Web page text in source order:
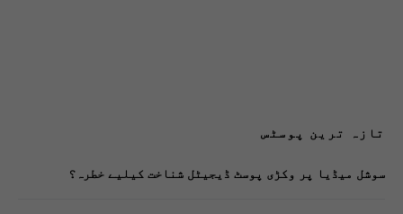
تازہ ترین پوسٹس
سوشل میڈیا پر وکڑی پوسٹ ڈیجیٹل شناخت کیلیے خطرہ؟